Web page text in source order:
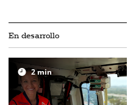
En desarrollo
2min